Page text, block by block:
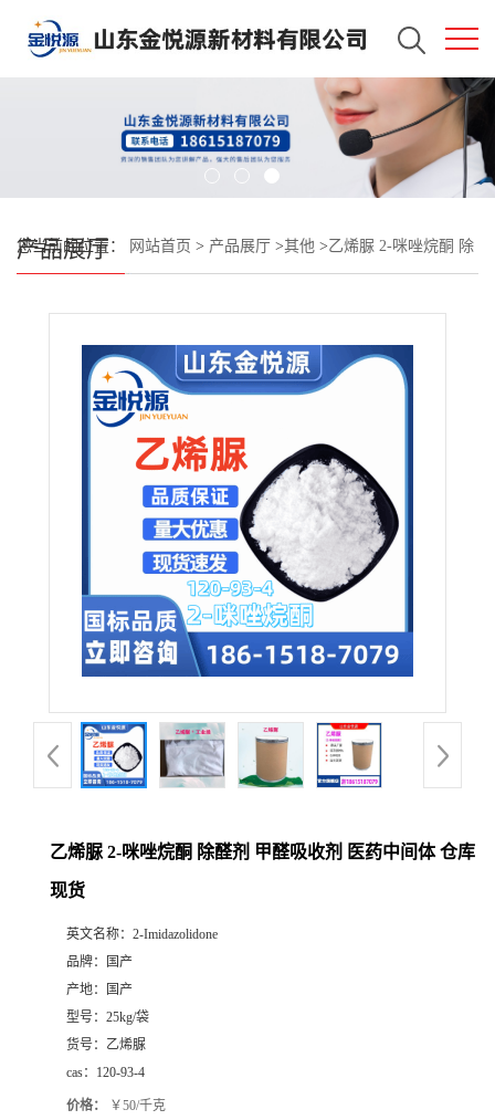
产品展厅
您当前的位置： 网站首页 > 产品展厅 >其他 >乙烯脲 2-咪唑烷酮 除
乙烯脲 2-咪唑烷酮 除醛剂 甲醛吸收剂 医药中间体 仓库
现货
英文名称： 2-Imidazolidone
品牌：
国产
产地：
国产
型号： 25kg/袋
货号： 乙烯脲
cas： 120-93-4
价格： ￥50/千克